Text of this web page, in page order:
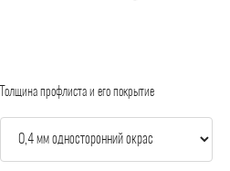
Толщина профлиста и его покрытие